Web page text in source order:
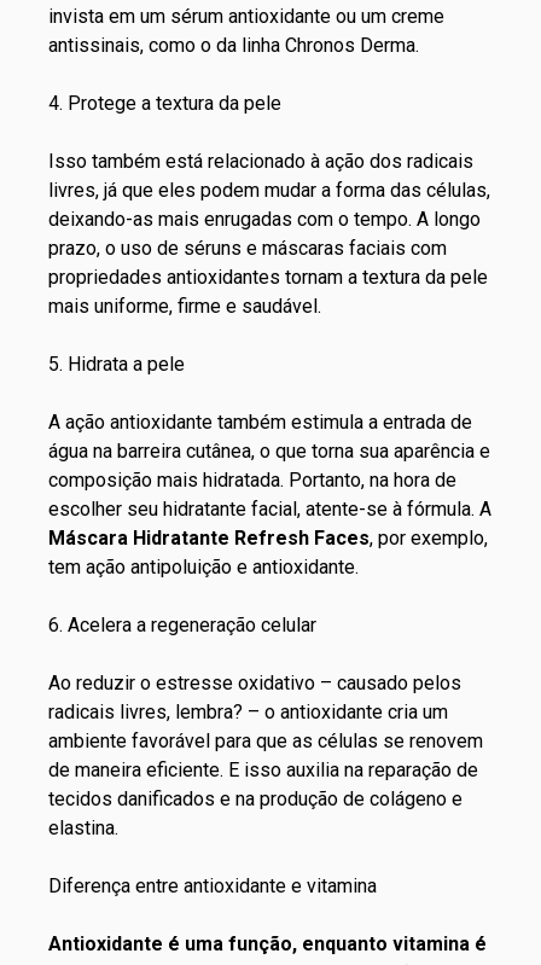
invista em um sérum antioxidante ou um creme
antissinais, como o da linha Chronos Derma.
4. Protege a textura da pele
Isso também está relacionado à ação dos radicais
livres, já que eles podem mudar a forma das células,
deixando-as mais enrugadas com o tempo. A longo
prazo, o uso de séruns e máscaras faciais com
propriedades antioxidantes tornam a textura da pele
mais uniforme, firme e saudável.
5. Hidrata a pele
A ação antioxidante também estimula a entrada de
água na barreira cutânea, o que torna sua aparência e
composição mais hidratada. Portanto, na hora de
escolher seu hidratante facial, atente-se à fórmula. A
Máscara Hidratante Refresh Faces, por exemplo,
tem ação antipoluição e antioxidante.
6. Acelera a regeneração celular
Ao reduzir o estresse oxidativo – causado pelos
radicais livres, lembra? – o antioxidante cria um
ambiente favorável para que as células se renovem
de maneira eficiente. E isso auxilia na reparação de
tecidos danificados e na produção de colágeno e
elastina.
Diferença entre antioxidante e vitamina
Antioxidante é uma função, enquanto vitamina é